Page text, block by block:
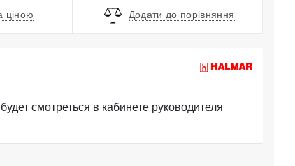
ціною Додати до порівняння
смотреться в кабинете руководителя